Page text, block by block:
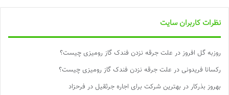
نظرات کاربران سایت
روزبه گل افروز در علت جرقه نزدن فندک گاز رومیزی چیست؟
رکسانا فریدونی در علت جرقه نزدن فندک گاز رومیزی چیست؟
بهروز بذرکار در بهترین شرکت برای اجاره جرثقیل در فرحزاد